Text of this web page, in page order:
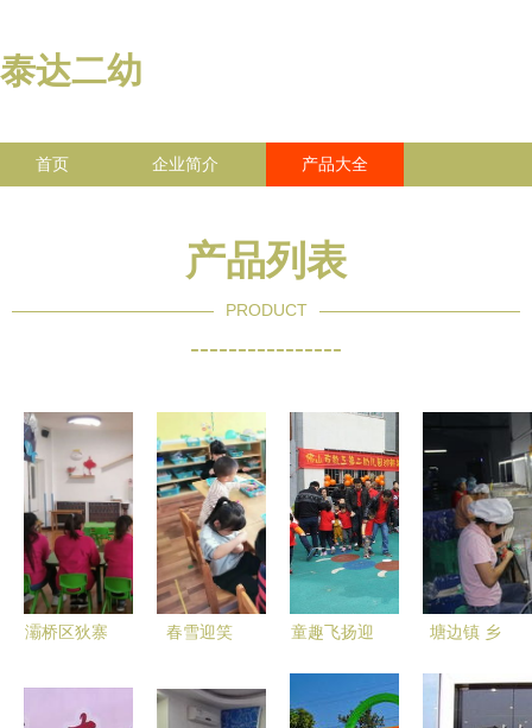
泰达二幼
首页 企业简介 产品大全
产品列表
PRODUCT
----------------
灞桥区狄寨
春雪迎笑
归位——华
童趣飞扬迎
同乐共成长
塘边镇 乡
力，泰达二